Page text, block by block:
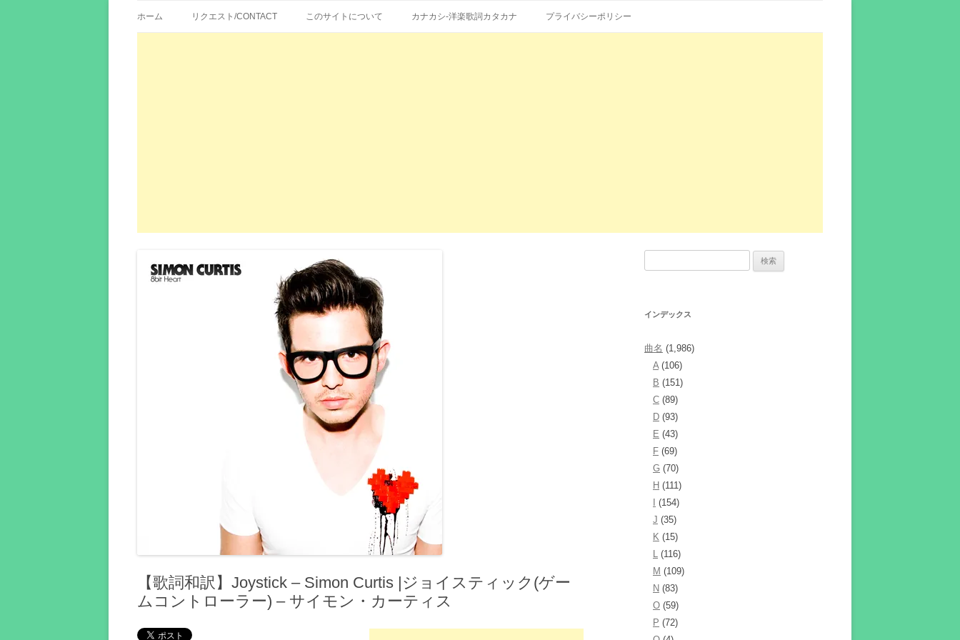
エイカシ | 洋楽歌詞の和訳、英語の意味、読み方
ン
ン
ホーム リクエスト/CONTACT このサイトについて カナカシ-洋楽歌詞カタカナ プライバシーポリシー
【歌詞和訳】Joystick – Simon Curtis |ジョイスティック(ゲー
ムコントローラー) – サイモン・カーティス
インデックス
曲名 (1,986)
A(106)
B (151)
C (89)
D (93)
E (43)
F (69)
G (70)
H (111)
(154)
J (35)
K (15)
L (116)
M (109)
N (83)
O (59)
P (72)